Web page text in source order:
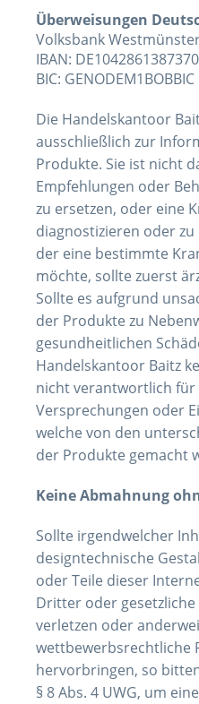
Überweisungen
Volksbank
IBAN:
BIC: GENODEM1BOBBIC
Die Handelskantoor
ausschließlich zur
Produkte. Sie ist nicht
Empfehlungen oder
zu ersetzen, oder eine
diagnostizieren oder
der eine bestimmte
möchte, sollte zuerst
Sollte es aufgrund
der Produkte zu
gesundheitlichen
Handelskantoor Baitz
nicht verantwortlich für
Versprechungen oder
welche von den
der Produkte gemacht
Keine Abmahnung
Sollte irgendwelcher
designtechnische
oder Teile dieser
Dritter oder
verletzen oder
wettbewerbsrechtliche
hervorbringen, so
§ 8 Abs. 4 UWG, um